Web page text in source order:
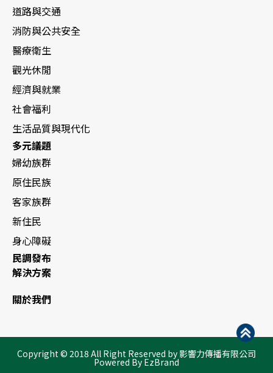
道路與交通
消防與公共安全
醫療衛生
觀光休閒
經濟與就業
社會福利
生活品質與現代化
多元議題
婦幼族群
原住民族
客家族群
新住民
身心障礙
民調發布
解決方案
關於我們
Copyright © 2018 All Right Reserved by 影響力傳播有限公司
Powered By EzBrand